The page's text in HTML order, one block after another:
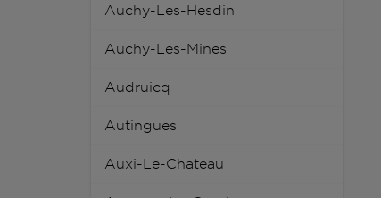
Auchy-Les-Hesdin
Auchy-Les-Mines
Audruicq
Autingues
Auxi-Le-Chateau